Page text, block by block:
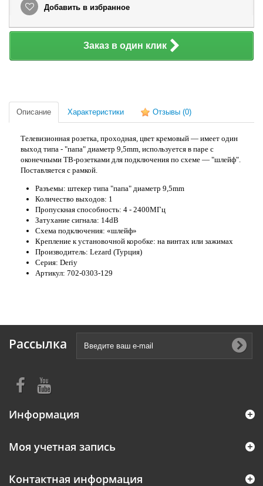
Добавить в избранное
Заказ в один клик
Описание Характеристики Отзывы (0)
Телевизионная розетка, проходная, цвет кремовый — имеет один
выход типа - "папа" диаметр 9,5mm, используется в паре с
оконечными ТВ-розетками для подключения по схеме — "шлейф".
Поставляется с рамкой.
Разъемы: штекер типа "папа" диаметр 9,5mm
Количество выходов: 1
Пропускная способность: 4 - 2400МГц
Затухание сигнала: 14dB
Схема подключения: «шлейф»
Крепление к установочной коробке: на винтах или зажимах
Производитель: Lezard (Турция)
Серия: Deriy
Артикул: 702-0303-129
Рассылка
Информация
Моя учетная запись
Контактная информация